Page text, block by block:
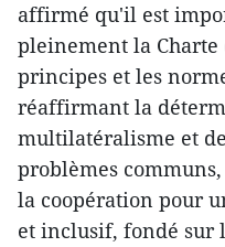
affirmé qu'il est
pleinement la Charte
principes et les
réaffirmant la
multilatéralisme et
problèmes
la coopération pour
et inclusif, fondé sur